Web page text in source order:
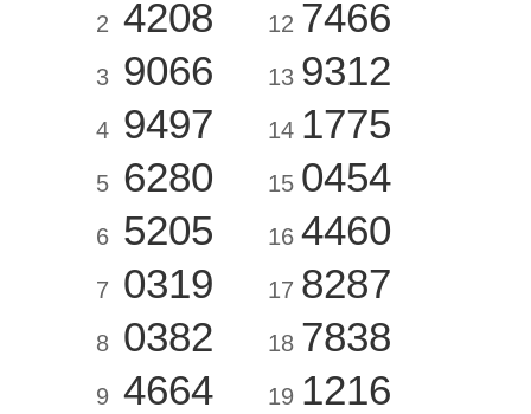
2 4208
3 9066
4 9497
5 6280
6 5205
7 0319
8 0382
9 4664
12 7466
13 9312
14 1775
15 0454
16 4460
17 8287
18 7838
19 1216